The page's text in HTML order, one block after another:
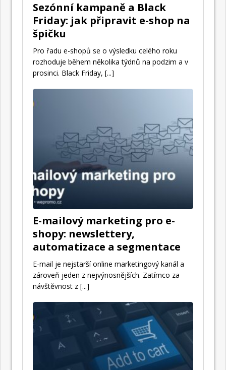
Sezónní kampaně a Black
Friday: jak připravit e-shop na
špičku
Pro řadu e-shopů se o výsledku celého roku
rozhoduje během několika týdnů na podzim a v
prosinci. Black Friday, [...]
E-mailový marketing pro e-
shopy: newslettery,
automatizace a segmentace
E-mail je nejstarší online marketingový kanál a
zároveň jeden z nejvýnosnějších. Zatímco za
návštěvnost z [...]